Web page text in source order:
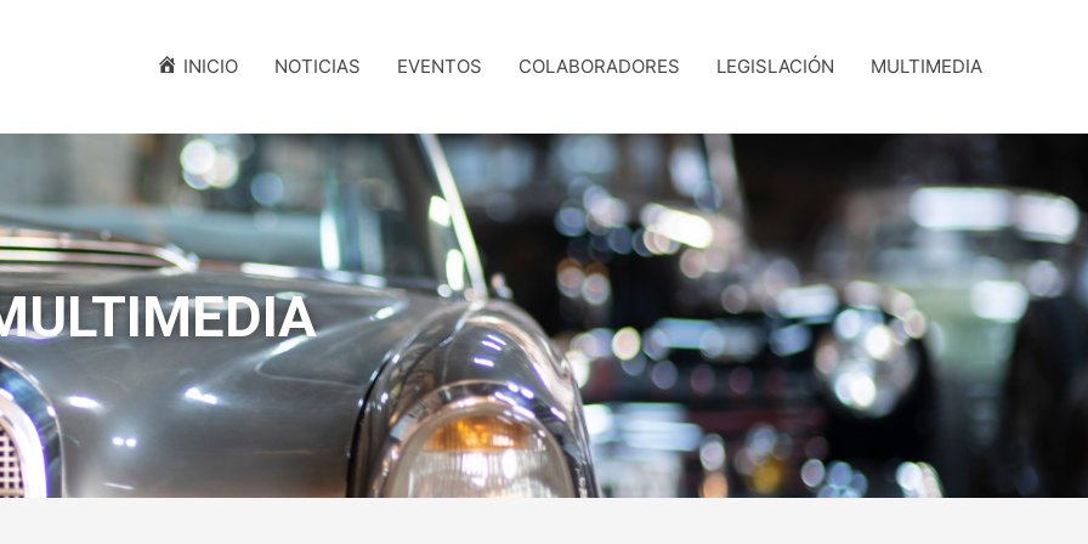
INICIO NOTICIAS EVENTOS COLABORADORES LEGISLACIÓN MULTIMEDIA